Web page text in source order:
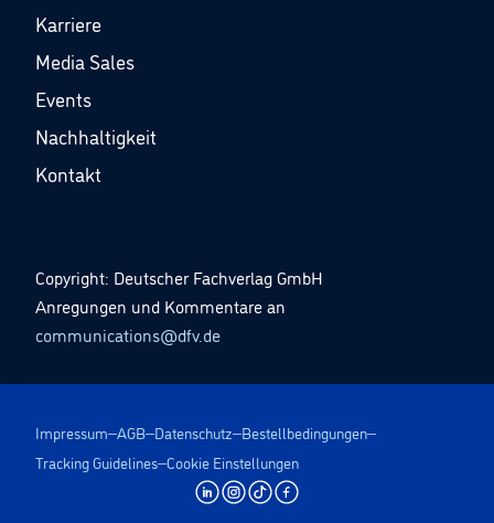
Karriere
Media Sales
Events
Nachhaltigkeit
Kontakt
Copyright: Deutscher Fachverlag GmbH
Anregungen und Kommentare an
communications@dfv.de
Impressum AGB Datenschutz Bestellbedingungen
Tracking Guidelines Cookie Einstellungen